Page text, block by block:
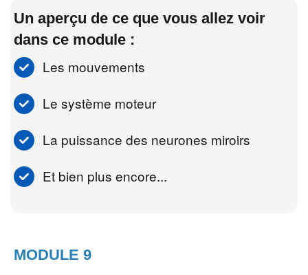
Un aperçu de ce que vous allez voir
dans ce module :
Les mouvements
Le système moteur
La puissance des neurones miroirs
Et bien plus encore...
MODULE 9